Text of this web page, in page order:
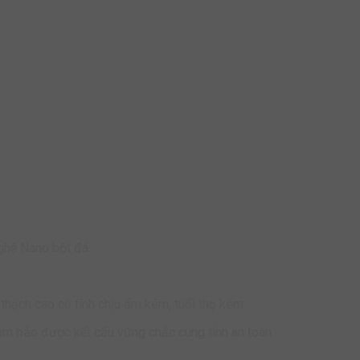
Nano bột đá.
cao có tính chịu ẩm kém, tuổi thọ kém.
bảo được kết cấu vững chắc cùng tính an toàn